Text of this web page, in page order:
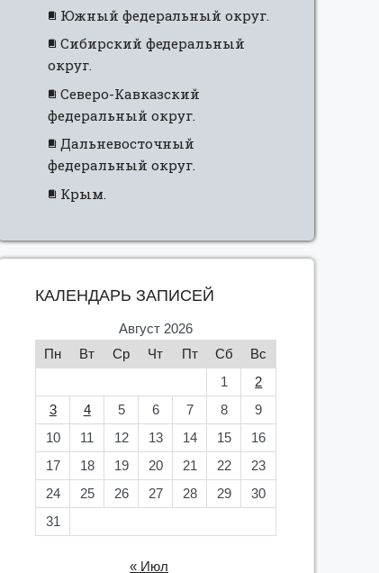
Южный федеральный округ.
Сибирский федеральный
округ.
Северо-Кавказский
федеральный округ.
Дальневосточный
федеральный округ.
Крым.
КАЛЕНДАРЬ ЗАПИСЕЙ
Август 2026
Пн
Вт Ср Чт Пт Сб
Вс
1
2
3
4 5 6 7 8
9
10
11 12 13 14 15
16
17
18 19 20 21 22
23
24
25 26 27 28 29
30
31
« Июл